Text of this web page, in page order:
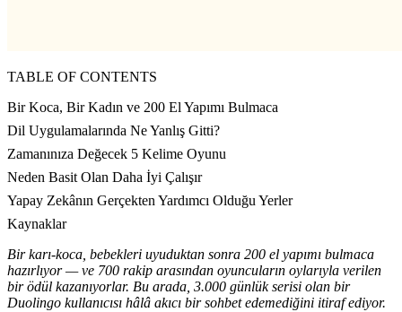
TABLE OF CONTENTS
Bir Koca, Bir Kadın ve 200 El Yapımı Bulmaca
Dil Uygulamalarında Ne Yanlış Gitti?
Zamanınıza Değecek 5 Kelime Oyunu
Neden Basit Olan Daha İyi Çalışır
Yapay Zekânın Gerçekten Yardımcı Olduğu Yerler
Kaynaklar
Bir karı-koca, bebekleri uyuduktan sonra 200 el yapımı bulmaca
hazırlıyor — ve 700 rakip arasından oyuncuların oylarıyla verilen
bir ödül kazanıyorlar. Bu arada, 3.000 günlük serisi olan bir
Duolingo kullanıcısı hâlâ akıcı bir sohbet edemediğini itiraf ediyor.